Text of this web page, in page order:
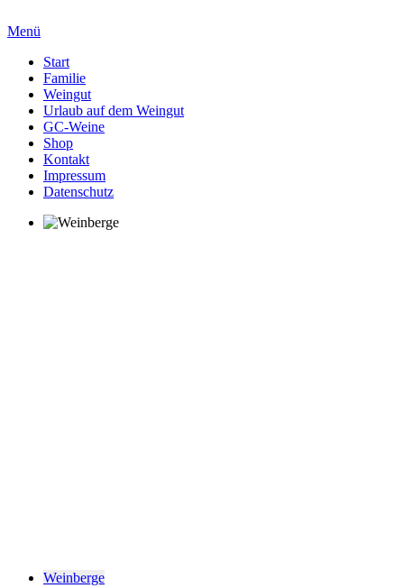
Menü
Start
Familie
Weingut
Urlaub auf dem Weingut
GC-Weine
Shop
Kontakt
Impressum
Datenschutz
Weinberge